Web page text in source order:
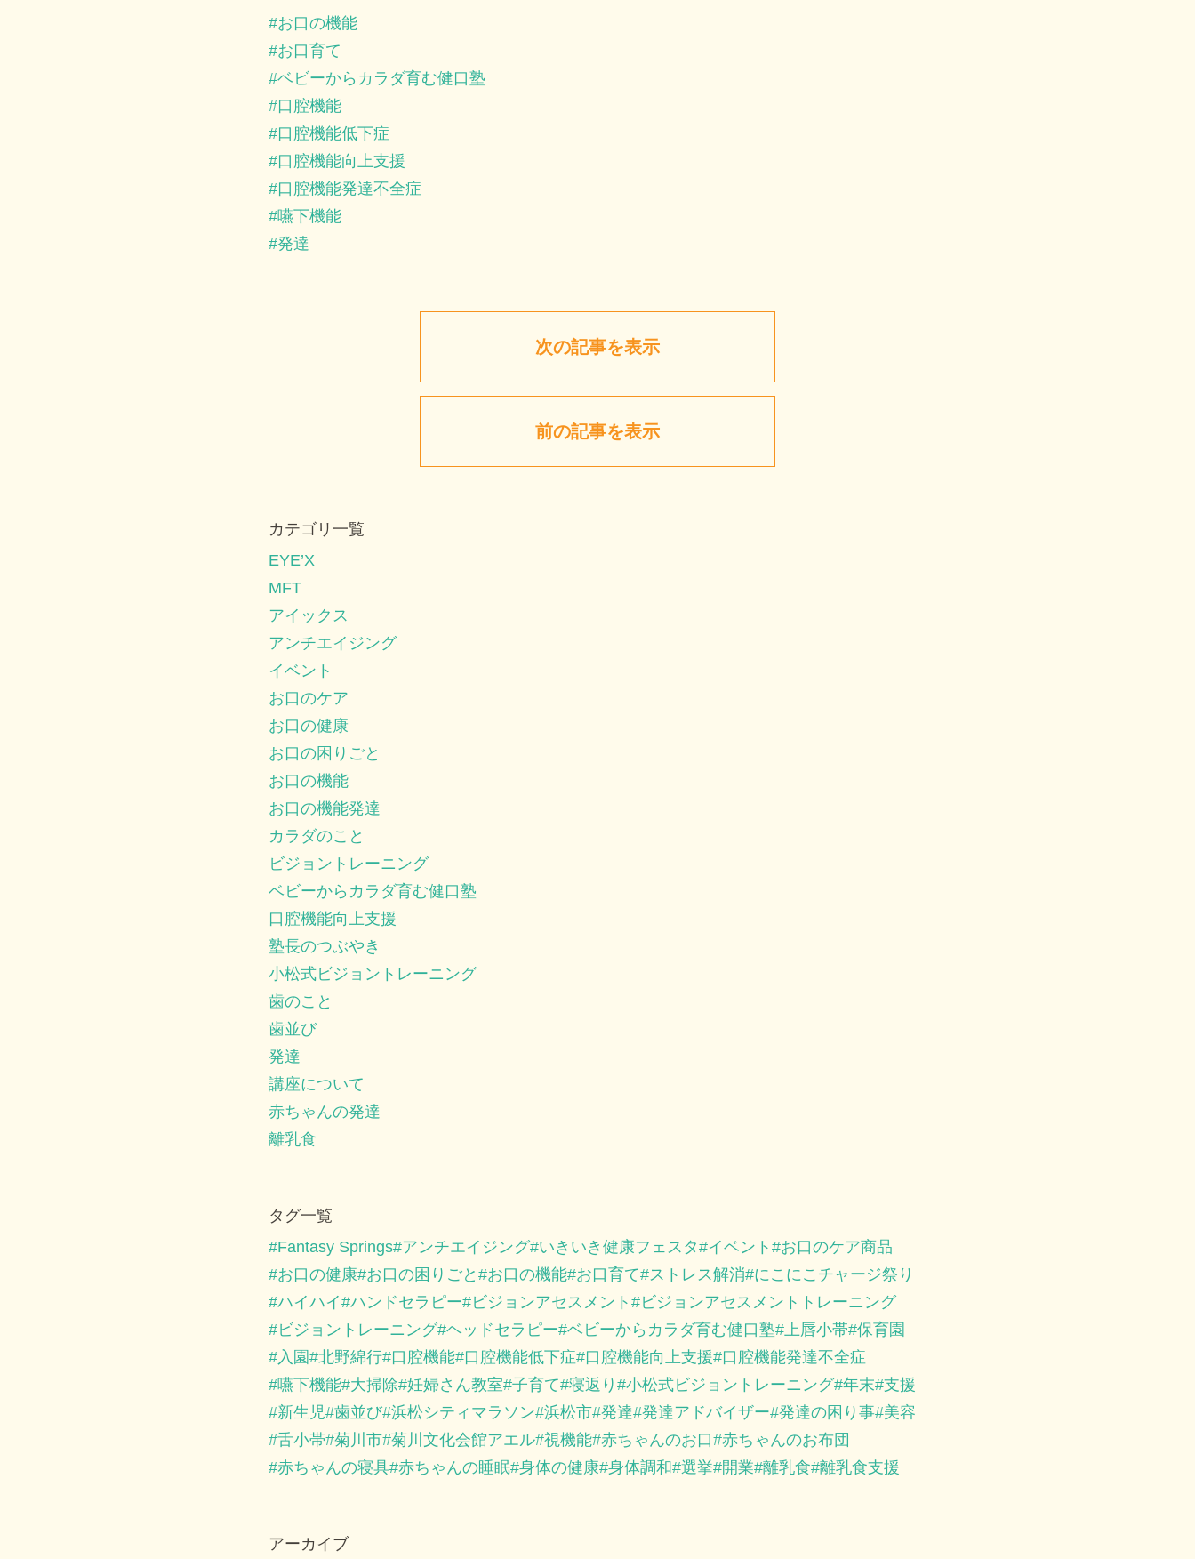
お口の機能
お口育て
ベビーからカラダ育む健口塾
口腔機能
口腔機能低下症
口腔機能向上支援
口腔機能発達不全症
嚥下機能
発達
次の記事を表示
前の記事を表示
カテゴリ一覧
EYE’X
MFT
アイックス
アンチエイジング
イベント
お口のケア
お口の健康
お口の困りごと
お口の機能
お口の機能発達
カラダのこと
ビジョントレーニング
ベビーからカラダ育む健口塾
口腔機能向上支援
塾長のつぶやき
小松式ビジョントレーニング
歯のこと
歯並び
発達
講座について
赤ちゃんの発達
離乳食
タグ一覧
Fantasy Springs アンチエイジング いきいき健康フェスタ イベント
お口のケア商品
お口の健康 お口の困りごと お口の機能 お口育て ストレス解消 にこにこチャージ祭り
ハイハイ
ハンドセラピー ビジョンアセスメント
ビジョンアセスメントトレーニング
ビジョントレーニング ヘッドセラピー ベビーからカラダ育む健口塾 上唇小帯 保育園
入園
北野綿行 口腔機能 口腔機能低下症 口腔機能向上支援
口腔機能発達不全症
嚥下機能 大掃除 妊婦さん教室 子育て 寝返り 小松式ビジョントレーニング 年末 支援
新生児 歯並び 浜松シティマラソン 浜松市 発達 発達アドバイザー 発達の困り事 美容
舌小帯 菊川市 菊川文化会館アエル 視機能 赤ちゃんのお口
赤ちゃんのお布団
赤ちゃんの寝具 赤ちゃんの睡眠 身体の健康 身体調和 選挙 開業 離乳食 離乳食支援
アーカイブ